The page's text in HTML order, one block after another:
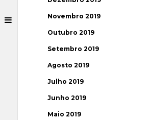
Novembro 2019
Outubro 2019
Setembro 2019
Agosto 2019
Julho 2019
Junho 2019
Maio 2019